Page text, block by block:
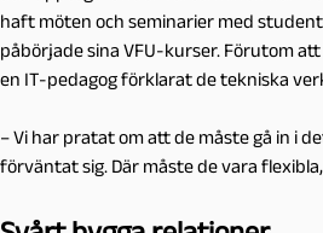
haft möten och seminarier med
påbörjade sina VFU-kurser. Förutom
en IT-pedagog förklarat de tekniska
– Vi har pratat om att de måste gå in i
förväntat sig. Där måste de vara